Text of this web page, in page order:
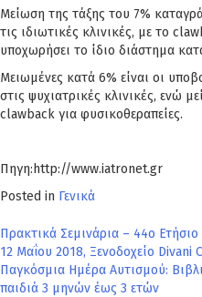
Μείωση της τάξης του 7%
τις ιδιωτικές κλινικές, με το
υποχωρήσει το ίδιο διάστημα
Μειωμένες κατά 6% είναι οι
στις ψυχιατρικές κλινικές, ενώ
clawback για φυσικοθεραπείες.
Πηγη:http://www.iatronet.gr
Posted in Γενικά
Πλοήγηση
άρθρων
Πρακτικά Σεμινάρια – 44ο
12 Μαΐου 2018, Ξενοδοχείο Divani
Παγκόσμια Ημέρα Αυτισμού:
παιδιά 3 μηνών έως 3 ετών